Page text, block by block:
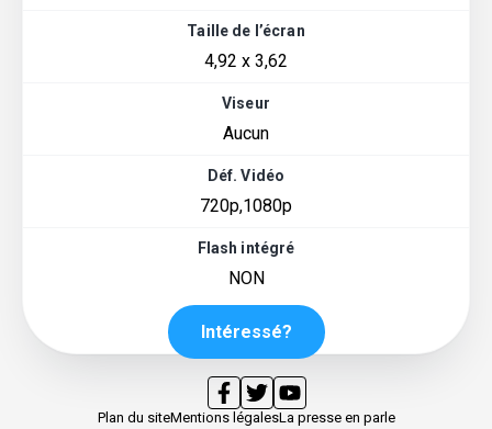
Taille de l’écran
4,92 x 3,62
Viseur
Aucun
Déf. Vidéo
720p,1080p
Flash intégré
NON
Intéressé?
Plan du siteMentions légalesLa presse en parle